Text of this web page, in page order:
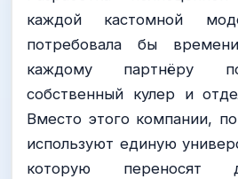
каждой кастомной
потребовала бы
каждому партнёру
собственный кулер и
Вместо этого компании,
используют единую
которую переносят